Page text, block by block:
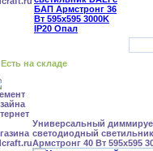
Есть на складе
Универсальный
светодиодный
Армстронг 40 Вт 595x595